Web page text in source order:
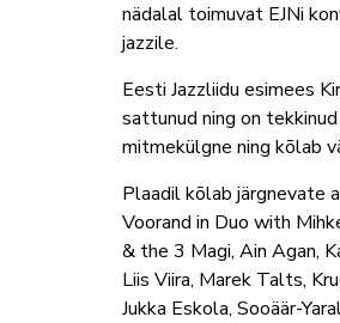
nädalal toimuvat EJNi
jazzile.
Eesti Jazzliidu esimees
sattunud ning on
mitmekülgne ning kõlab
Plaadil kõlab järgnevate
Voorand in Duo with
& the 3 Magi, Ain Agan,
Liis Viira, Marek Talts,
Jukka Eskola, Sooäär-